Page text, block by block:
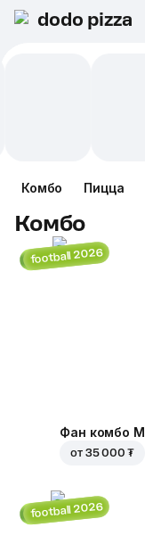
dodo pizza
Комбо Пицца
Комбо
football 2026
Фан комбо М
от 35 000 ₮
football 2026